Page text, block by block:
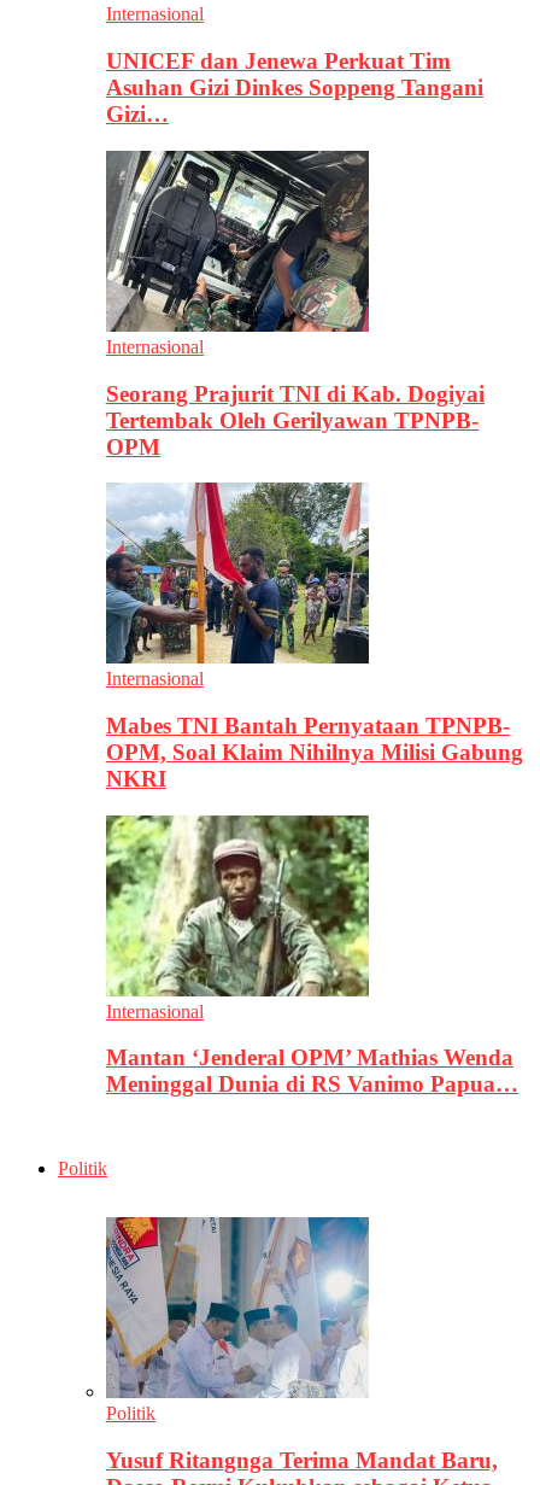
Internasional
UNICEF dan Jenewa Perkuat Tim
Asuhan Gizi Dinkes Soppeng Tangani
Gizi…
Internasional
Seorang Prajurit TNI di Kab. Dogiyai
Tertembak Oleh Gerilyawan TPNPB-
OPM
Internasional
Mabes TNI Bantah Pernyataan TPNPB-
OPM, Soal Klaim Nihilnya Milisi Gabung
NKRI
Internasional
Mantan ‘Jenderal OPM’ Mathias Wenda
Meninggal Dunia di RS Vanimo Papua…
Politik
Politik
Yusuf Ritangnga Terima Mandat Baru,